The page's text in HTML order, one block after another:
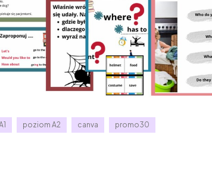
poziom A2 canva promo30